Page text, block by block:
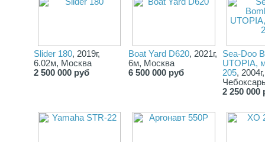
Slider 180, 2019г,
6.02м, Москва
2 500 000 руб
Boat Yard D620, 2021г,
6м, Москва
6 500 000 руб
Sea-Doo
UTOPIA,
205,
2 250 000